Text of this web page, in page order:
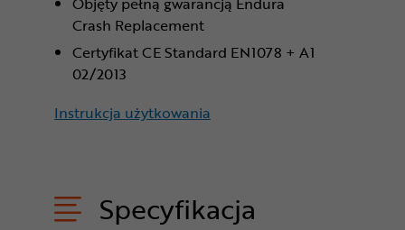
Crash Replacement
Certyfikat CE Standard EN1078 + A1
02/2013
Instrukcja użytkowania
Specyfikacja